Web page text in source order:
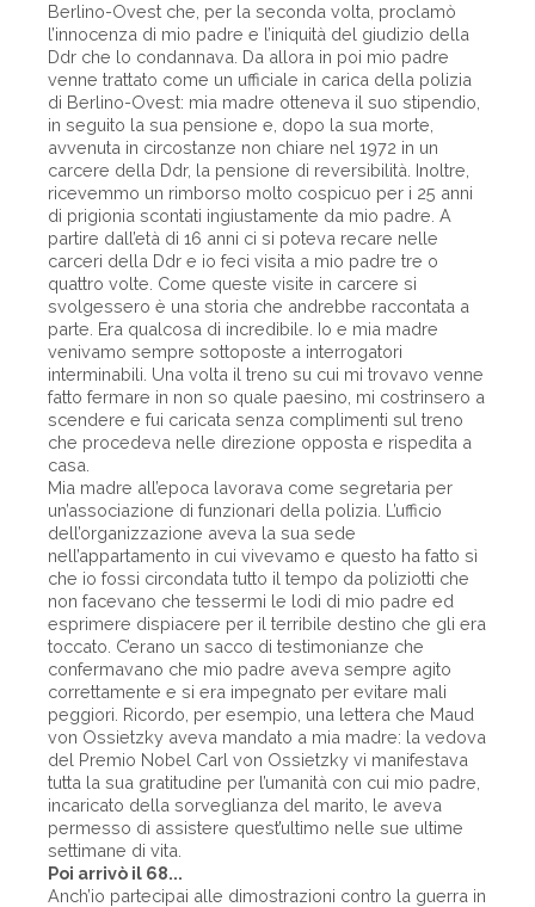
Berlino-Ovest che, per la seconda volta, proclamò
l’innocenza di mio padre e l’iniquità del giudizio della
Ddr che lo condannava. Da allora in poi mio padre
venne trattato come un ufficiale in carica della polizia
di Berlino-Ovest: mia madre otteneva il suo stipendio,
in seguito la sua pensione e, dopo la sua morte,
avvenuta in circostanze non chiare nel 1972 in un
carcere della Ddr, la pensione di reversibilità. Inoltre,
ricevemmo un rimborso molto cospicuo per i 25 anni
di prigionia scontati ingiustamente da mio padre. A
partire dall’età di 16 anni ci si poteva recare nelle
carceri della Ddr e io feci visita a mio padre tre o
quattro volte. Come queste visite in carcere si
svolgessero è una storia che andrebbe raccontata a
parte. Era qualcosa di incredibile. Io e mia madre
venivamo sempre sottoposte a interrogatori
interminabili. Una volta il treno su cui mi trovavo venne
fatto fermare in non so quale paesino, mi costrinsero a
scendere e fui caricata senza complimenti sul treno
che procedeva nelle direzione opposta e rispedita a
casa.
Mia madre all’epoca lavorava come segretaria per
un’associazione di funzionari della polizia. L’ufficio
dell’organizzazione aveva la sua sede
nell’appartamento in cui vivevamo e questo ha fatto sì
che io fossi circondata tutto il tempo da poliziotti che
non facevano che tessermi le lodi di mio padre ed
esprimere dispiacere per il terribile destino che gli era
toccato. C’erano un sacco di testimonianze che
confermavano che mio padre aveva sempre agito
correttamente e si era impegnato per evitare mali
peggiori. Ricordo, per esempio, una lettera che Maud
von Ossietzky aveva mandato a mia madre: la vedova
del Premio Nobel Carl von Ossietzky vi manifestava
tutta la sua gratitudine per l’umanità con cui mio padre,
incaricato della sorveglianza del marito, le aveva
permesso di assistere quest’ultimo nelle sue ultime
settimane di vita.
Poi arrivò il 68...
Anch’io partecipai alle dimostrazioni contro la guerra in